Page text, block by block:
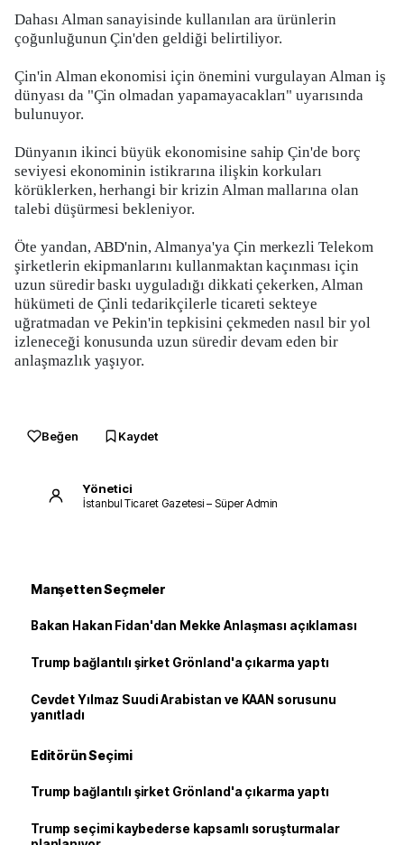
Dahası Alman sanayisinde kullanılan ara ürünlerin
çoğunluğunun Çin'den geldiği belirtiliyor.
Çin'in Alman ekonomisi için önemini vurgulayan Alman iş
dünyası da "Çin olmadan yapamayacakları" uyarısında
bulunuyor.
Dünyanın ikinci büyük ekonomisine sahip Çin'de borç
seviyesi ekonominin istikrarına ilişkin korkuları
körüklerken, herhangi bir krizin Alman mallarına olan
talebi düşürmesi bekleniyor.
Öte yandan, ABD'nin, Almanya'ya Çin merkezli Telekom
şirketlerin ekipmanlarını kullanmaktan kaçınması için
uzun süredir baskı uyguladığı dikkati çekerken, Alman
hükümeti de Çinli tedarikçilerle ticareti sekteye
uğratmadan ve Pekin'in tepkisini çekmeden nasıl bir yol
izleneceği konusunda uzun süredir devam eden bir
anlaşmazlık yaşıyor.
Beğen Kaydet
Yönetici
İstanbul Ticaret Gazetesi – Süper Admin
Manşetten Seçmeler
Bakan Hakan Fidan'dan Mekke Anlaşması açıklaması
Trump bağlantılı şirket Grönland'a çıkarma yaptı
Cevdet Yılmaz Suudi Arabistan ve KAAN sorusunu
yanıtladı
Editörün Seçimi
Trump bağlantılı şirket Grönland'a çıkarma yaptı
Trump seçimi kaybederse kapsamlı soruşturmalar